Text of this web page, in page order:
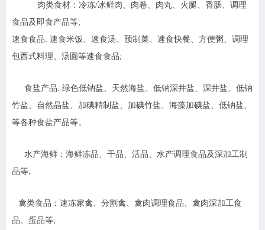
肉类食材：冷冻/冰鲜肉、肉卷、肉丸、火腿、香肠、调理
食品及即食产品等;
速食食品: 速食米饭、速食汤、预制菜、速食快餐、方便粥、调理
包西式料理、汤圆等速食食品;
食盐产品: 绿色低钠盐、天然海盐、低钠深井盐、深井盐、低钠
竹盐、自然晶盐、加碘精制盐、加碘竹盐、海藻加碘盐、低钠盐、
等各种食盐产品等。
水产海鲜：海鲜冻品、干品、活品、水产调理食品及深加工制
品等;
禽类食品：速冻家禽、分割禽、禽肉调理食品、禽肉深加工食
品、蛋品等;